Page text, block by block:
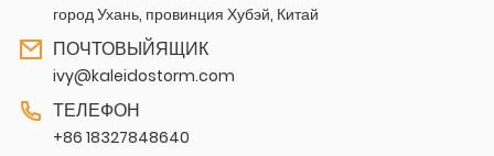
город Ухань, провинция Хубэй, Китай
ПОЧТОВЫЙЯЩИК
ivy@kaleidostorm.com
ТЕЛЕФОН
+86 18327848640